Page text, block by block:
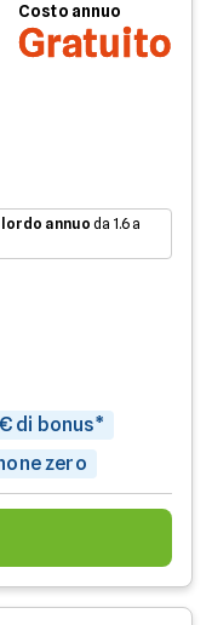
Costo annuo
Gratuito
annuo da 1.6 a
di bonus*
zero